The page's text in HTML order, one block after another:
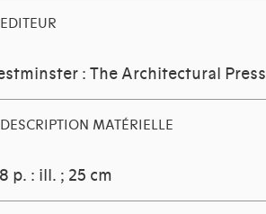
EDITEUR
: The Architectural Press
DESCRIPTION MATÉRIELLE
p. : ill. ; 25 cm